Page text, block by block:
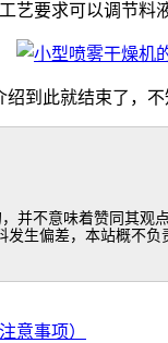
要求可以调节
到此就结束了，
并不意味着赞同其
生偏差，本站概不负
意事项）